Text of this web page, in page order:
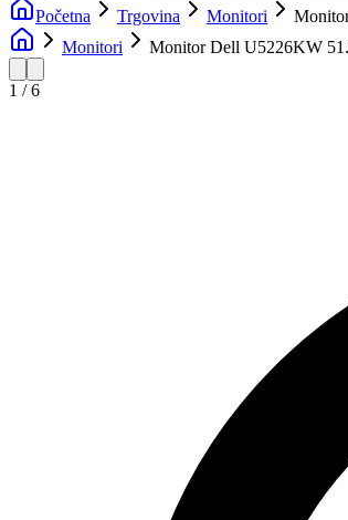
Početna Trgovina Monitori
Monitori
Monitor Dell U5226KW
1 /6